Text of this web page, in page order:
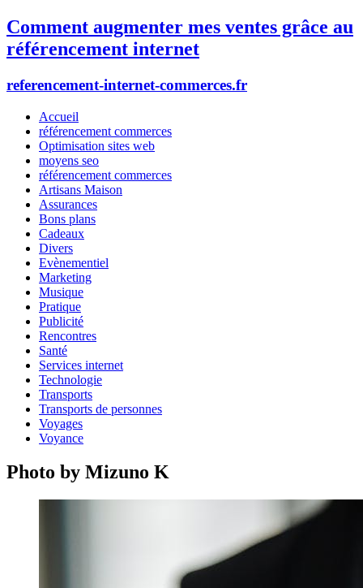
Comment augmenter mes ventes grâce au
référencement internet
referencement-internet-commerces.fr
Accueil
référencement commerces
Optimisation sites web
moyens seo
référencement commerces
Artisans Maison
Assurances
Bons plans
Cadeaux
Divers
Evènementiel
Marketing
Musique
Pratique
Publicité
Rencontres
Santé
Services internet
Technologie
Transports
Transports de personnes
Voyages
Voyance
Photo by Mizuno K